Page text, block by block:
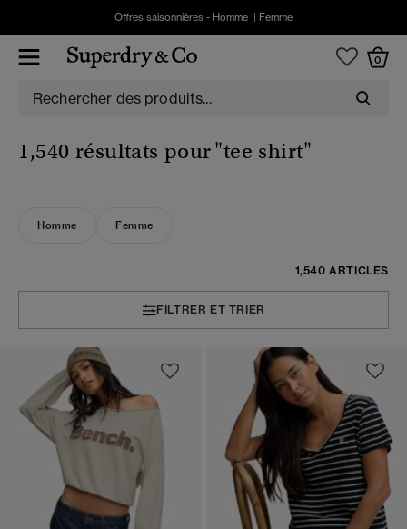
Offres saisonnières - Homme Femme
0
1,540 résultats pour"tee shirt"
Homme Femme
1,540 ARTICLES
FILTRER ET TRIER